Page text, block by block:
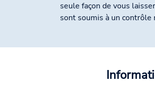
seule façon de vous
sont soumis à un